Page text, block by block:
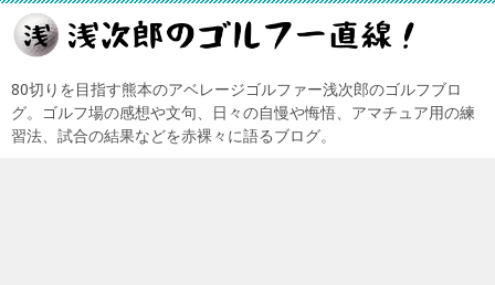
80切りを目指す熊本のアベレージゴルファー浅次郎のゴルフブロ
グ。ゴルフ場の感想や文句、日々の自慢や悔悟、アマチュア用の練
習法、試合の結果などを赤裸々に語るブログ。